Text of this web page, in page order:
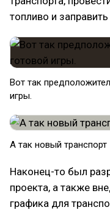
топливо и заправить
Вот так
игры.
А так новый транспорт
Наконец-то был
проекта, а также
графика для